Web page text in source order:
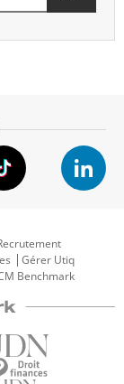
Gérer Utiq
Benchmark